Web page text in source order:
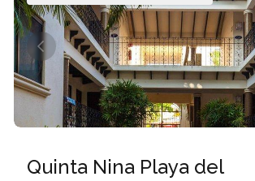
Quinta Nina Playa del